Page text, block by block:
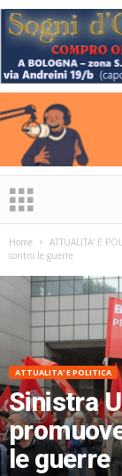
Home ATTUALITA' E
contro le guerre
ATTUALITA' E POLITICA
Sinistra
le guerre